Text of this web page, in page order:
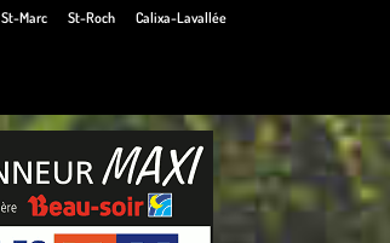
St-Marc St-Roch Calixa-Lavallée